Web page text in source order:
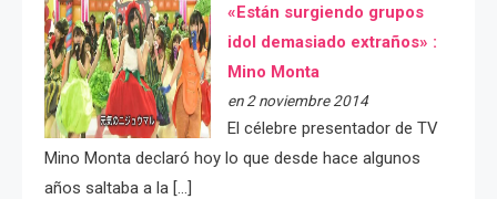
«Están surgiendo grupos
idol demasiado extraños» :
Mino Monta
en 2 noviembre 2014
El célebre presentador de TV
Mino Monta declaró hoy lo que desde hace algunos
años saltaba a la […]